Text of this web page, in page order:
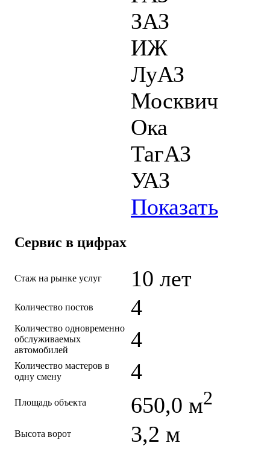
ЗАЗ
ИЖ
ЛуАЗ
Москвич
Ока
ТагАЗ
УАЗ
Показать
Сервис в цифрах
Стаж на рынке услуг 10 лет
Количество постов 4
Количество одновременно
обслуживаемых
автомобилей
4
Количество мастеров в
одну смену
4
Площадь объекта 650,0 м2
Высота ворот 3,2 м